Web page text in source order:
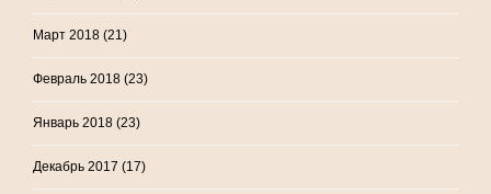
Март 2018 (21)
Февраль 2018 (23)
Январь 2018 (23)
Декабрь 2017 (17)